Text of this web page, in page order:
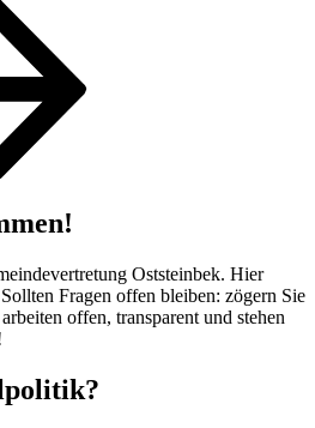
Oststeinbek. Hier
Fragen offen bleiben: zögern Sie
offen, transparent und stehen